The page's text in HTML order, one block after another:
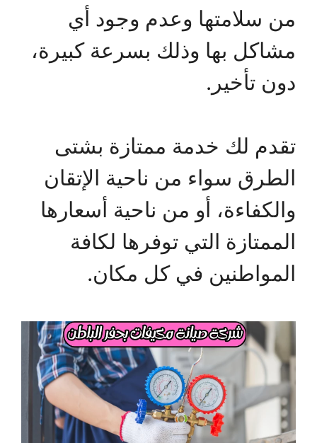
من سلامتها وعدم وجود أي
مشاكل بها وذلك بسرعة كبيرة،
دون تأخير.
تقدم لك خدمة ممتازة بشتى
الطرق سواء من ناحية الإتقان
والكفاءة، أو من ناحية أسعارها
الممتازة التي توفرها لكافة
المواطنين في كل مكان.